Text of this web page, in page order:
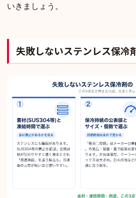
いきましょう。
失敗しないステンレス保冷